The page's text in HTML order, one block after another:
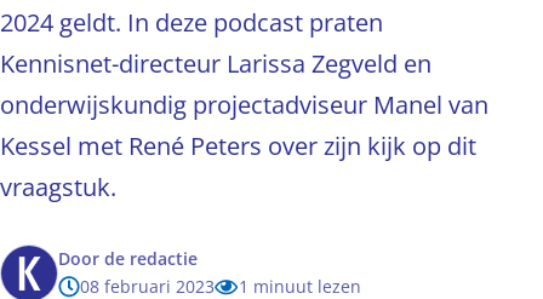
2024 geldt. In deze podcast praten
Kennisnet-directeur Larissa Zegveld en
onderwijskundig projectadviseur Manel van
Kessel met René Peters over zijn kijk op dit
vraagstuk.
Door de redactie
08 februari 2023
1 minuut lezen